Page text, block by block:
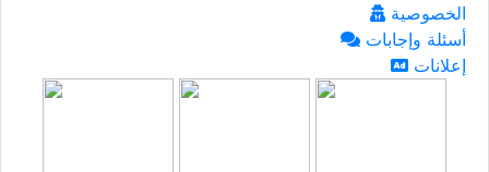
الخصوصية
أسئلة وإجابات
إعلانات